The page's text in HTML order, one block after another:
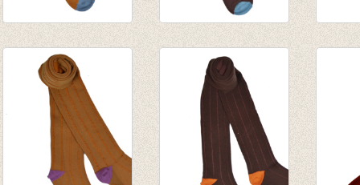
brown Stripe
€ 14,95
Raisin Stripe
€ 14,95